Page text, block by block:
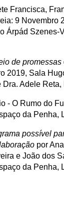
Francisca,
9 Novembro
Árpád Szenes-
de promessas
2019, Sala
Adele
- O Rumo do
da Penha,
possível
por
e João dos
da Penha,